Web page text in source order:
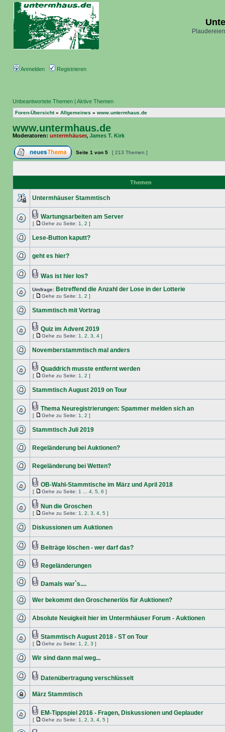
Anmelden Registrieren
Unbeantwortete Themen | Aktive Themen
Foren-Übersicht» Allgemeines » www.untermhaus.de
www.untermhaus.de
Moderatoren: untermhäuser, James T. Kirk
Seite 1 von 5 [ 213 Themen ]
Themen
Untermhäuser Stammtisch
Wartungsarbeiten am Server
[ Gehe zu Seite: 1 2 ]
Lese-Button kaputt?
geht es hier?
Was ist hier los?
Umfrage: Betreffend die Anzahl der Lose in der Lotterie
[ Gehe zu Seite: 1 2 ]
Stammtisch mit Vortrag
Quiz im Advent 2019
[ Gehe zu Seite: 1 2 3 4 ]
Novemberstammtisch mal anders
Quaddrich musste entfernt werden
[ Gehe zu Seite: 1 2 ]
Stammtisch August 2019 on Tour
Thema Neuregistrierungen: Spammer melden sich an
[ Gehe zu Seite: 1 2 ]
Stammtisch Juli 2019
Regeländerung bei Auktionen?
Regeländerung bei Wetten?
OB-Wahl-Stammtische im März und April 2018
[ Gehe zu Seite: 1 4 5 6 ]
Nun die Groschen
[ Gehe zu Seite: 1 2 3 4 5 ]
Diskussionen um Auktionen
Beiträge löschen - wer darf das?
Regeländerungen
Damals war`s....
Wer bekommt den Groschenerlös für Auktionen?
Absolute Neuigkeit hier im Untermhäuser Forum - Auktionen
Stammtisch August 2018 - ST on Tour
[ Gehe zu Seite: 1 2 3 ]
Wir sind dann mal weg...
Datenübertragung verschlüsselt
März Stammtisch
EM-Tippspiel 2016 - Fragen, Diskussionen und Geplauder
[ Gehe zu Seite: 1 2 3 4 5 ]